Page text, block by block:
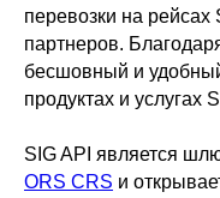
перевозки на
партнеров.
бесшовный и
продуктах и услугах
SIG API является
ORS CRS и